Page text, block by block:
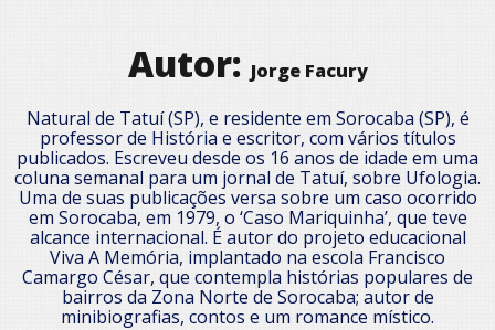
Autor: Jorge Facury
Natural de Tatuí (SP), e residente em Sorocaba (SP), é
professor de História e escritor, com vários títulos
publicados. Escreveu desde os 16 anos de idade em uma
coluna semanal para um jornal de Tatuí, sobre Ufologia.
Uma de suas publicações versa sobre um caso ocorrido
em Sorocaba, em 1979, o ‘Caso Mariquinha’, que teve
alcance internacional. É autor do projeto educacional
Viva A Memória, implantado na escola Francisco
Camargo César, que contempla histórias populares de
bairros da Zona Norte de Sorocaba; autor de
minibiografias, contos e um romance místico.